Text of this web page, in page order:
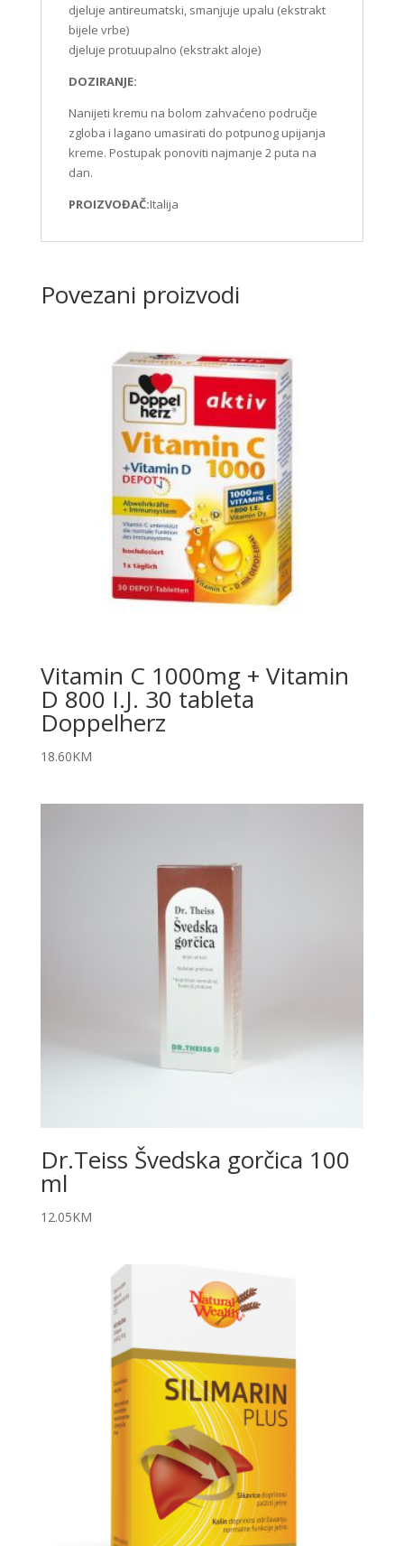
djeluje antireumatski, smanjuje upalu (ekstrakt
bijele vrbe)
djeluje protuupalno (ekstrakt aloje)
DOZIRANJE:
Nanijeti kremu na bolom zahvaćeno područje
zgloba i lagano umasirati do potpunog upijanja
kreme. Postupak ponoviti najmanje 2 puta na
dan.
PROIZVOĐAČ:Italija
Povezani proizvodi
Vitamin C 1000mg + Vitamin
D 800 I.J. 30 tableta
Doppelherz
18.60KM
Dr.Teiss Švedska gorčica 100
ml
12.05KM